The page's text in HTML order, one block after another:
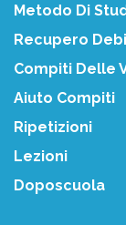
Metodo Di
Recupero
Compiti Delle
Aiuto Compiti
Ripetizioni
Lezioni
Doposcuola